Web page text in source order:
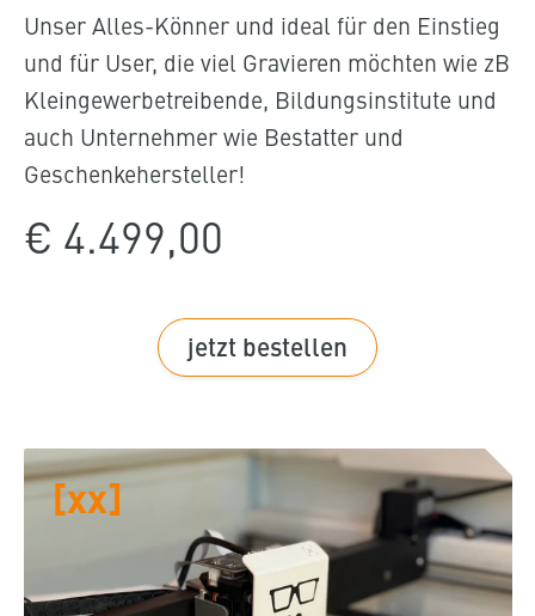
Unser Alles-Könner und ideal für den Einstieg
und für User, die viel Gravieren möchten wie zB
Kleingewerbetreibende, Bildungsinstitute und
auch Unternehmer wie Bestatter und
Geschenkehersteller!
€ 4.499,00
jetzt bestellen
[xx]